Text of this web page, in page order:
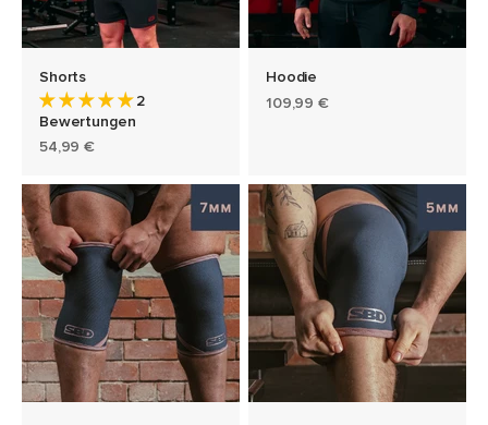
Shorts
2
Bewertungen
Angebot
54,99 €
Hoodie
Angebot
109,99 €